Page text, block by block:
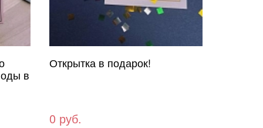
в
Открытка в подарок!
0 руб.